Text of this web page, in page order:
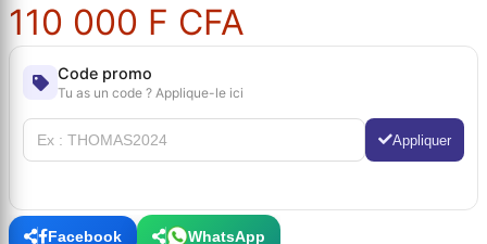
110 000 F CFA
Code promo
Tu as un code ? Applique-le ici
Appliquer
Facebook WhatsApp